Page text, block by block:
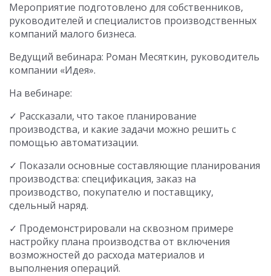
Мероприятие подготовлено для собственников,
руководителей и специалистов производственных
компаний малого бизнеса.
Ведущий вебинара: Роман Месяткин, руководитель
компании «Идея».
На вебинаре:
✓ Рассказали, что такое планирование
производства, и какие задачи можно решить с
помощью автоматизации.
✓ Показали основные составляющие планирования
производства: спецификация, заказ на
производство, покупателю и поставщику,
сдельный наряд.
✓ Продемонстрировали на сквозном примере
настройку плана производства от включения
возможностей до расхода материалов и
выполнения операций.